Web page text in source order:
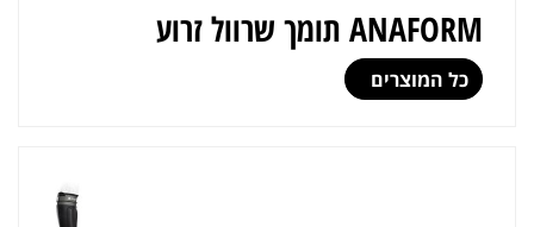
ANAFORM תומך שרוול זרוע
כל המוצרים